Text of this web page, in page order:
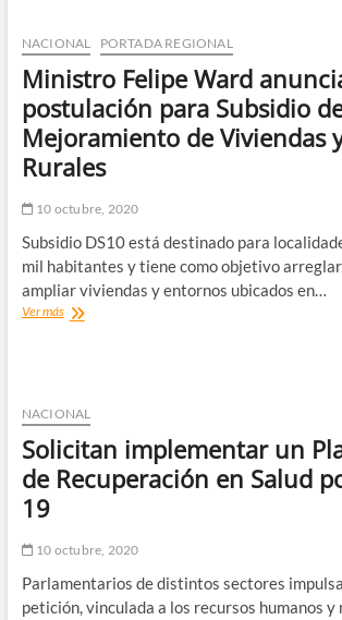
Clase
Media:
Que
el
Estado
recupere
dinero,
sin
perseguir
penalmente
NACIONAL PORTADA REGIONAL
Ministro Felipe Ward
postulación para Subsidio
Mejoramiento de Viviendas
Rurales
10 octubre, 2020
Subsidio DS10 está destinado para
mil habitantes y tiene como objetivo
ampliar viviendas y entornos ubicados en…
Ver másMinistro
a
postulación
para
Subsidio
de
Viviendas
Entornos
Rurales
NACIONAL
Solicitan implementar un
de Recuperación en Salud
19
10 octubre, 2020
Parlamentarios de distintos sectores
petición, vinculada a los recursos humanos